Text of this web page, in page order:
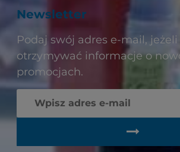
Newsletter
Podaj swój adres e-mail, jeżeli
otrzymywać informacje o
promocjach.